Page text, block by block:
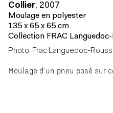
Collier, 2007
Moulage en polyester
135 x 65 x 65 cm
Collection FRAC
Photo: Frac Languedoc-
Moulage d’un pneu posé sur